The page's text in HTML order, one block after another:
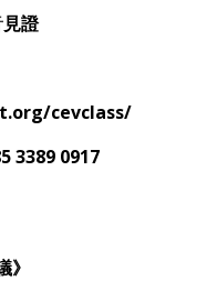
見證
cevclass/
3389 0917
》